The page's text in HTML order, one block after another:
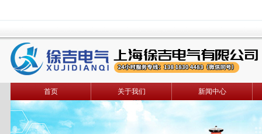
首页 关于我们 新闻中心